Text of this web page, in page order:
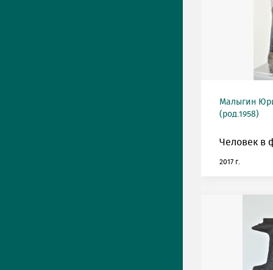
Малыгин
(род.1958)
Человек в
2017 г.